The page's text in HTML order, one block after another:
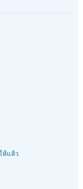
ห้แล้ว